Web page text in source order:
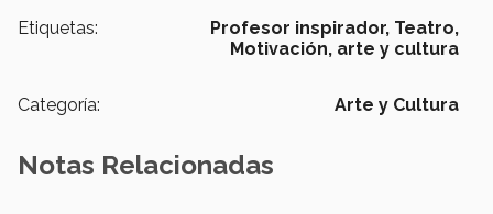
Etiquetas: Profesor inspirador, Teatro,
Motivación, arte y cultura
Categoría: Arte y Cultura
Notas Relacionadas